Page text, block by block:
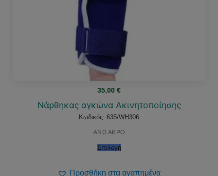
35,00 €
Νάρθηκας αγκώνα Ακινητοποίησης
Κωδικός: 635/WH306
ΑΝΩ ΑΚΡΟ
Επιλογή
Προσθήκη στα αγαπημένα